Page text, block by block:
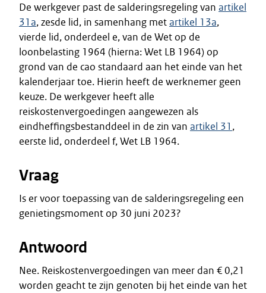
De werkgever past de salderingsregeling van artikel
31a, zesde lid, in samenhang metartikel 13a,
vierde lid, onderdeel e, van de Wet op de
loonbelasting 1964 (hierna: Wet LB 1964) op
grond van de cao standaard aan het einde van het
kalenderjaar toe. Hierin heeft de werknemer geen
keuze. De werkgever heeft alle
reiskostenvergoedingen aangewezen als
eindheffingsbestanddeel in de zin van artikel 31 ,
eerste lid, onderdeel f, Wet LB 1964.
Vraag
Is er voor toepassing van de salderingsregeling een
genietingsmoment op 30 juni 2023?
Antwoord
Nee. Reiskostenvergoedingen van meer dan € 0,21
worden geacht te zijn genoten bij het einde van het